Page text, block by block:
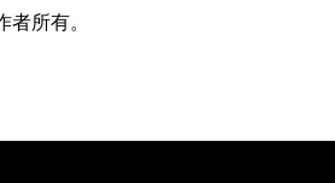
者所有。